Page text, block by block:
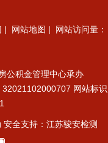
网站地图 | 网站访问量：
公积金管理中心承办
32021102000707 网站标识
全支持：江苏骏安检测